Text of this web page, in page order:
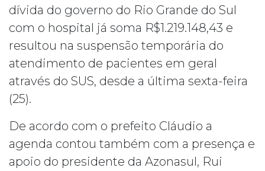
dívida do governo do Rio Grande do Sul
com o hospital já soma R$1.219.148,43 e
resultou na suspensão temporária do
atendimento de pacientes em geral
através do SUS, desde a última sexta-feira
(25).
De acordo com o prefeito Cláudio a
agenda contou também com a presença e
apoio do presidente da Azonasul, Rui